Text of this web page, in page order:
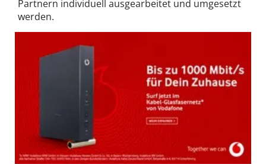
Partnern individuell ausgearbeitet und umgesetzt
werden.